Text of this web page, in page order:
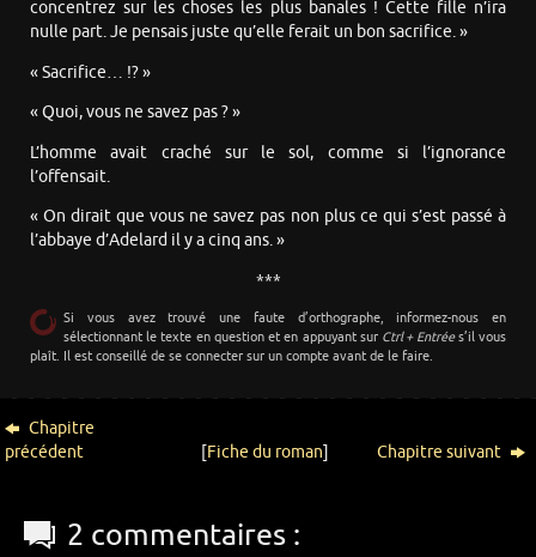
concentrez sur les choses les plus banales ! Cette fille n’ira
nulle part. Je pensais juste qu’elle ferait un bon sacrifice. »
« Sacrifice… !? »
« Quoi, vous ne savez pas ? »
L’homme avait craché sur le sol, comme si l’ignorance
l’offensait.
« On dirait que vous ne savez pas non plus ce qui s’est passé à
l’abbaye d’Adelard il y a cinq ans. »
***
Si vous avez trouvé une faute d’orthographe, informez-nous en
sélectionnant le texte en question et en appuyant sur Ctrl + Entrées’il vous
plaît. Il est conseillé de se connecter sur un compte avant de le faire.
Chapitre
précédent
[Fiche du roman] Chapitre suivant
2 commentaires :